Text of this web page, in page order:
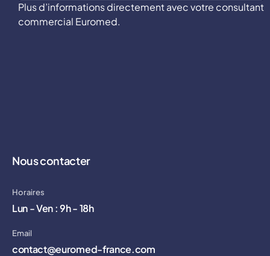
Plus d’informations directement avec votre consultant
commercial Euromed.
Nous contacter
Horaires
Lun - Ven : 9h - 18h
Email
contact@euromed-france.com